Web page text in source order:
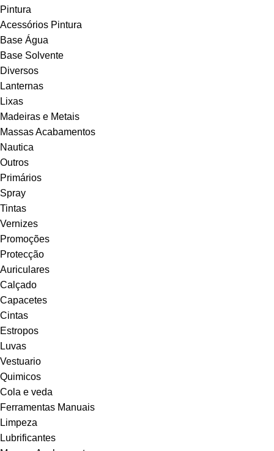
Pintura
Acessórios Pintura
Base Água
Base Solvente
Diversos
Lanternas
Lixas
Madeiras e Metais
Massas Acabamentos
Nautica
Outros
Primários
Spray
Tintas
Vernizes
Promoções
Protecção
Auriculares
Calçado
Capacetes
Cintas
Estropos
Luvas
Vestuario
Quimicos
Cola e veda
Ferramentas Manuais
Limpeza
Lubrificantes